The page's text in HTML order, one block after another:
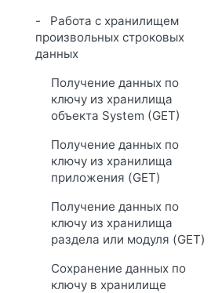
Работа с хранилищем
произвольных строковых
данных
Получение данных по
ключу из хранилища
объекта System (GET)
Получение данных по
ключу из хранилища
приложения (GET)
Получение данных по
ключу из хранилища
раздела или модуля (GET)
Сохранение данных по
ключу в хранилище